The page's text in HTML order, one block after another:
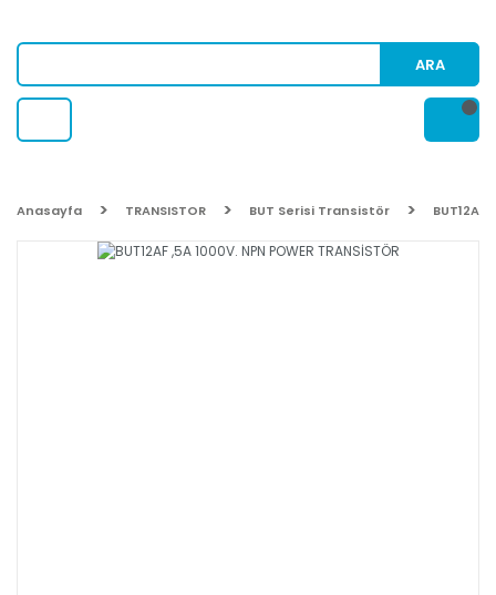
ARA
Anasayfa TRANSISTOR BUT Serisi Transistör BUT12AF